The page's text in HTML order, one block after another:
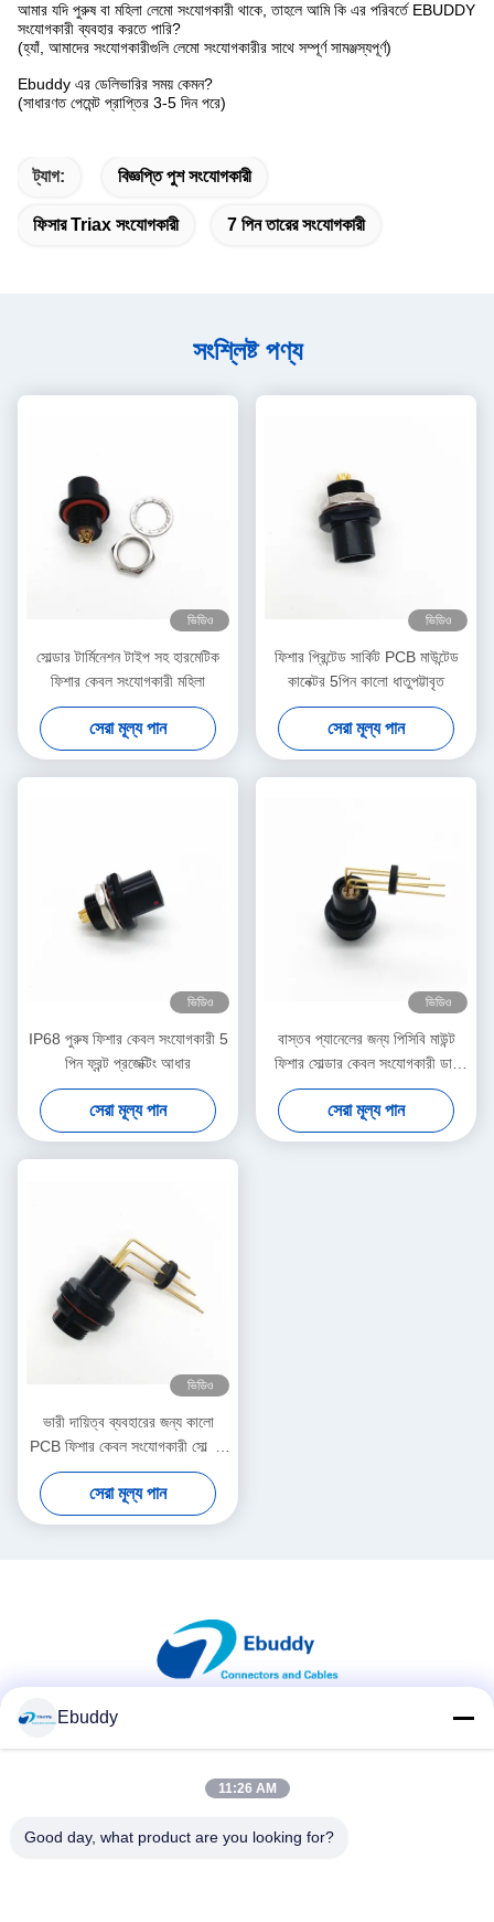
আমার যদি পুরুষ বা মহিলা লেমো সংযোগকারী থাকে, তাহলে আমি কি এর পরিবর্তে EBUDDY
সংযোগকারী ব্যবহার করতে পারি?
(হ্যাঁ, আমাদের সংযোগকারীগুলি লেমো সংযোগকারীর সাথে সম্পূর্ণ সামঞ্জস্যপূর্ণ)
Ebuddy এর ডেলিভারির সময় কেমন?
(সাধারণত পেমেন্ট প্রাপ্তির 3-5 দিন পরে)
ট্যাগ: বিজ্ঞপ্তি পুশ সংযোগকারী
ফিসার Triax সংযোগকারী 7 পিন তারের সংযোগকারী
সংশ্লিষ্ট পণ্য
ভিডিও
সোল্ডার টার্মিনেশন টাইপ সহ হারমেটিক
ফিশার কেবল সংযোগকারী মহিলা
সেরা মূল্য পান
ভিডিও
ফিশার প্রিন্টেড সার্কিট PCB মাউন্টেড
কানেক্টর 5পিন কালো ধাতুপট্টাবৃত
সেরা মূল্য পান
ভিডিও
IP68 পুরুষ ফিশার কেবল সংযোগকারী 5
পিন ফ্রন্ট প্রজেক্টিং আধার
সেরা মূল্য পান
ভিডিও
বাস্তব প্যানেলের জন্য পিসিবি মাউন্ট
ফিশার সোল্ডার কেবল সংযোগকারী ডান
কোণ
সেরা মূল্য পান
ভিডিও
ভারী দায়িত্ব ব্যবহারের জন্য কালো
PCB ফিশার কেবল সংযোগকারী সোল্ডার
শৈলী
সেরা মূল্য পান
দ্রুত যোগাযোগ
Ebuddy
11:26 AM
Good day, what product are you looking for?